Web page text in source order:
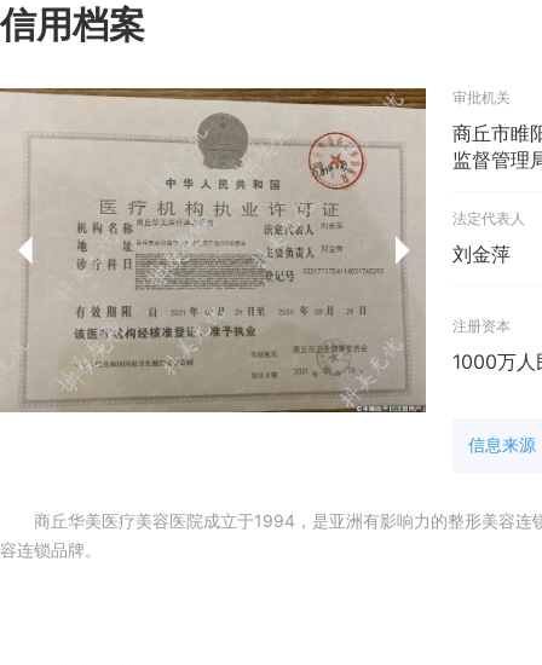
信用档案
审批机关
商丘市睢
监督管理
法定代表人
刘金萍
注册资本
1000万人
信息来源
商丘华美医疗美容医院成立于1994，是亚洲有影响力的整形美容连
容连锁品牌。